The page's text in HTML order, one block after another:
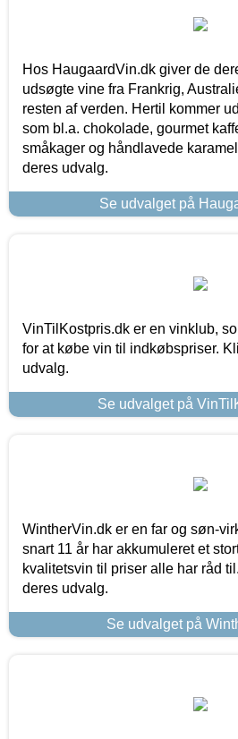
Hos HaugaardVin.dk giver de
udsøgte vine fra Frankrig,
resten af verden. Hertil kommer
som bl.a. chokolade, gourmet
småkager og håndlavede
deres udvalg.
Se udvalget på
VinTilKostpris.dk er en vinklub,
for at købe vin til indkøbspriser.
udvalg.
Se udvalget på
WintherVin.dk er en far og søn-
snart 11 år har akkumuleret et
kvalitetsvin til priser alle har råd
deres udvalg.
Se udvalget på